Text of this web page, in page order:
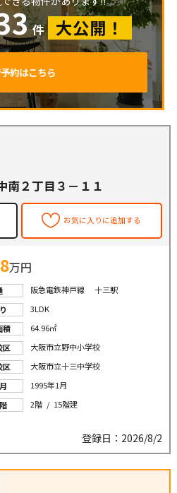
件 大公開！
約はこちら
南２丁目３－１１
お気に入りに追加する
万円
阪急電鉄神戸線 十三駅
3LDK
積
64.96㎡
区
大阪市立野中小学校
区
大阪市立十三中学校
1995年1月
2階 / 15階建
登録日：2026/8/2